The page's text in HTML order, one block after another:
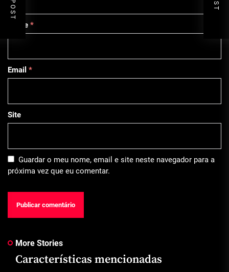
Nome *
Email *
Site
Guardar o meu nome, email e site neste navegador para a
próxima vez que eu comentar.
More Stories
Características mencionadas